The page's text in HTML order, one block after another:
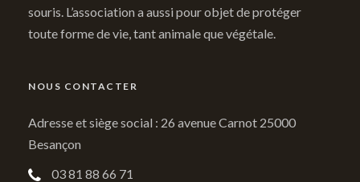
souris. L’association a aussi pour objet de protéger
toute forme de vie, tant animale que végétale.
NOUS CONTACTER
Adresse et siège social : 26 avenue Carnot 25000
Besançon
03 81 88 66 71